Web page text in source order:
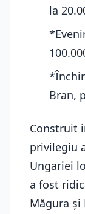
la
Bran,
Construit
privilegiu
Ungariei
a fost
Măgura și